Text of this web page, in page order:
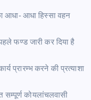
आधा- आधा हिस्सा वहन
फण्ड जारी कर दिया है
प्रारम्भ करने की प्रत्याशा
सम्पूर्ण कोयलांचलवासी